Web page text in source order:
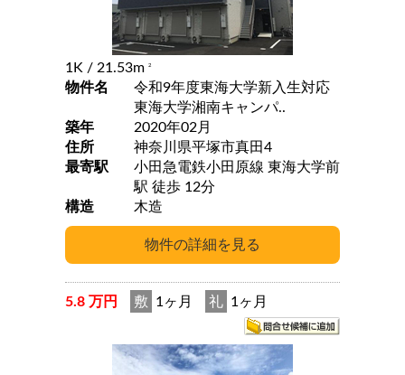
1K / 21.53m 2
物件名
令和9年度東海大学新入生対応
東海大学湘南キャンパ..
築年
2020年02月
住所
神奈川県平塚市真田4
最寄駅
小田急電鉄小田原線 東海大学前
駅 徒歩 12分
構造
木造
5.8 万円 敷 1ヶ月 礼 1ヶ月